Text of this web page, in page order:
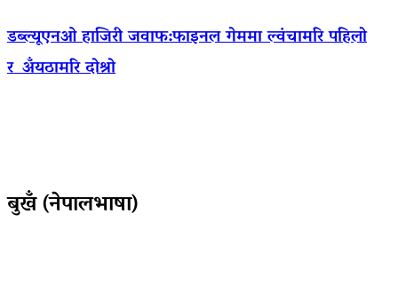
डब्ल्यूएनओ हाजिरी जवाफ:फाइनल गेममा ल्वंचामरि पहिलो
र अँयठामरि दोश्रो
बुखँ (नेपालभाषा)